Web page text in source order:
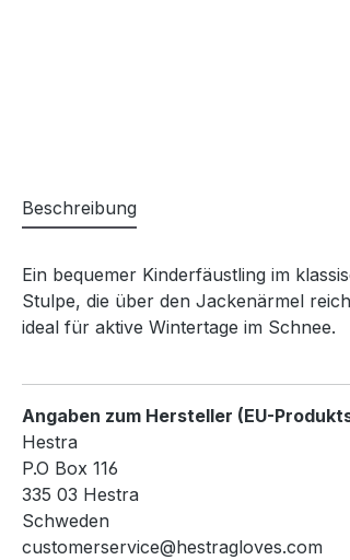
Beschreibung
Ein bequemer Kinderfäustling im
Stulpe, die über den Jackenärmel
ideal für aktive Wintertage im Schnee.
Angaben zum Hersteller (EU-
Hestra
P.O Box 116
335 03 Hestra
Schweden
customerservice@hestragloves.com